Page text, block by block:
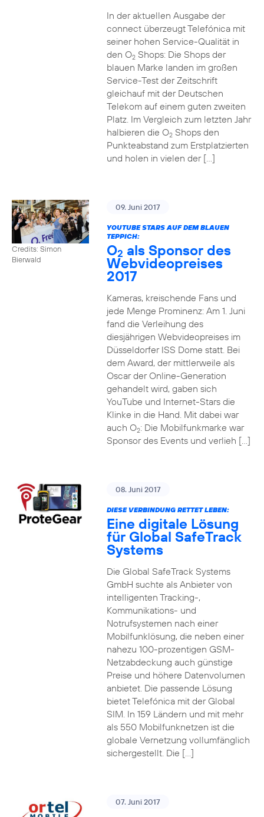
In der aktuellen Ausgabe der
connect überzeugt Telefónica mit
seiner hohen Service-Qualität in
den O2Shops: Die Shops der
blauen Marke landen im großen
Service-Test der Zeitschrift
gleichauf mit der Deutschen
Telekom auf einem guten zweiten
Platz. Im Vergleich zum letzten Jahr
halbieren die O2Shops den
Punkteabstand zum Erstplatzierten
und holen in vielen der […]
Credits: Simon
Bierwald
09. Juni 2017
YOUTUBE STARS AUF DEM BLAUEN
TEPPICH:
O2 als Sponsor des
Webvideopreises
2017
Kameras, kreischende Fans und
jede Menge Prominenz: Am 1. Juni
fand die Verleihung des
diesjährigen Webvideopreises im
Düsseldorfer ISS Dome statt. Bei
dem Award, der mittlerweile als
Oscar der Online-Generation
gehandelt wird, gaben sich
YouTube und Internet-Stars die
Klinke in die Hand. Mit dabei war
auch O2: Die Mobilfunkmarke war
Sponsor des Events und verlieh […]
08. Juni 2017
DIESE VERBINDUNG RETTET LEBEN:
Eine digitale Lösung
für Global SafeTrack
Systems
Die Global SafeTrack Systems
GmbH suchte als Anbieter von
intelligenten Tracking-,
Kommunikations- und
Notrufsystemen nach einer
Mobilfunklösung, die neben einer
nahezu 100-prozentigen GSM-
Netzabdeckung auch günstige
Preise und höhere Datenvolumen
anbietet. Die passende Lösung
bietet Telefónica mit der Global
SIM. In 159 Ländern und mit mehr
als 550 Mobilfunknetzen ist die
globale Vernetzung vollumfänglich
sichergestellt. Die […]
07. Juni 2017